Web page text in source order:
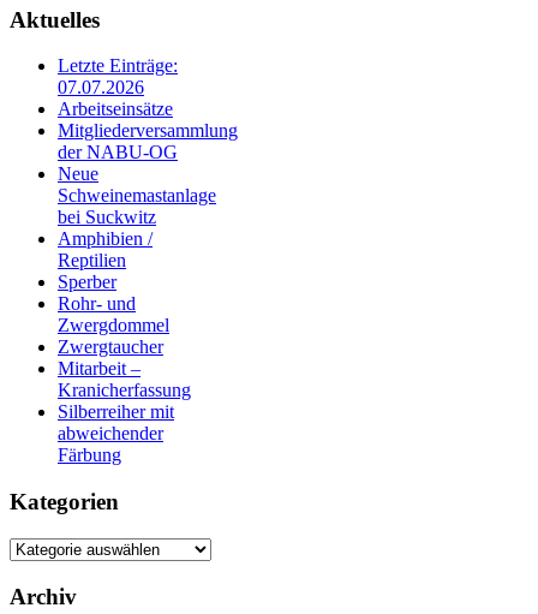
Aktuelles
Letzte Einträge:
07.07.2026
Arbeitseinsätze
Mitgliederversammlung
der NABU-OG
Neue
Schweinemastanlage
bei Suckwitz
Amphibien /
Reptilien
Sperber
Rohr- und
Zwergdommel
Zwergtaucher
Mitarbeit –
Kranicherfassung
Silberreiher mit
abweichender
Färbung
Kategorien
Kategorien
Archiv